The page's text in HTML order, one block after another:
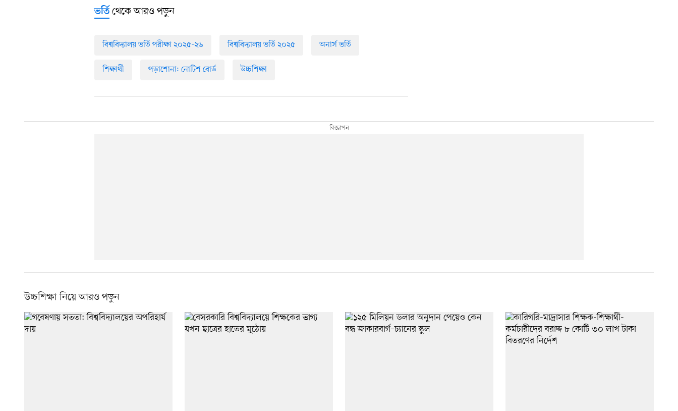
ভর্তি থেকে আরও পড়ুন
বিশ্ববিদ্যালয় ভর্তি পরীক্ষা ২০২৫-২৬ বিশ্ববিদ্যালয় ভর্তি ২০২৫ অনার্স ভর্তি
শিক্ষার্থী পড়াশোনা: নোটিশ বোর্ড উচ্চশিক্ষা
উচ্চশিক্ষা নিয়ে আরও পড়ুন